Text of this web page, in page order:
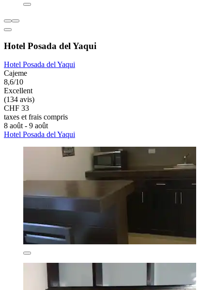
Hotel Posada del Yaqui
Hotel Posada del Yaqui
Cajeme
8,6/10
Excellent
(134 avis)
CHF 33
taxes et frais compris
8 août - 9 août
Hotel Posada del Yaqui